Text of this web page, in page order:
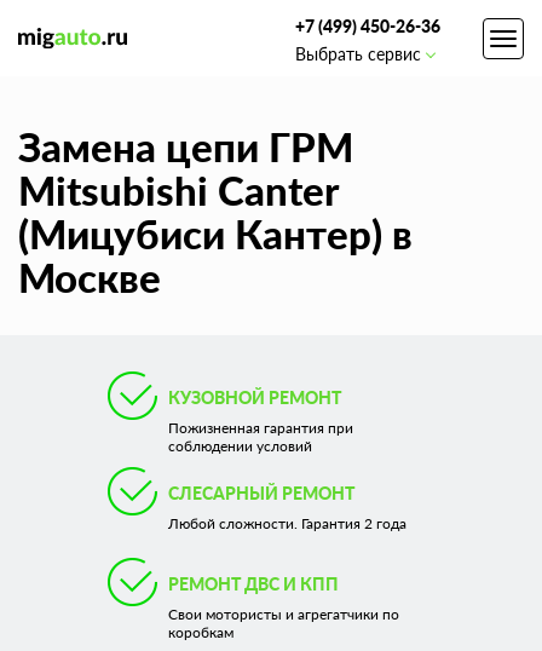
+7 (499) 450-26-36
Выбрать сервис
Замена цепи ГРМ
Mitsubishi Canter
(Мицубиси Кантер) в
Москве
КУЗОВНОЙ РЕМОНТ
Пожизненная гарантия при
соблюдении условий
СЛЕСАРНЫЙ РЕМОНТ
Любой сложности. Гарантия 2 года
РЕМОНТ ДВС И КПП
Свои мотористы и агрегатчики по
коробкам